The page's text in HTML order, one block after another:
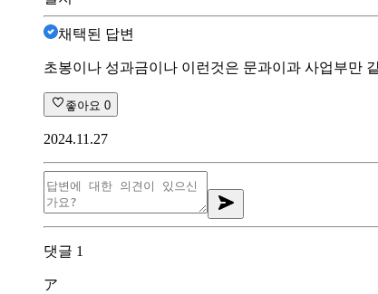
채택된 답변
초봉이나 성과금이나 이런것은 문과이과 사업부만
좋아요 0
2024.11.27
댓글 1
ア